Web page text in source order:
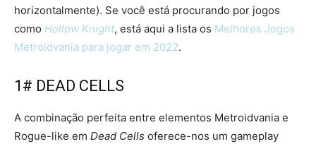
horizontalmente). Se você está procurando por jogos
como Hollow Knight, está aqui a lista os Melhores Jogos
Metroidvania para jogar em 2022.
1# DEAD CELLS
A combinação perfeita entre elementos Metroidvania e
Rogue-like em Dead Cells oferece-nos um gameplay